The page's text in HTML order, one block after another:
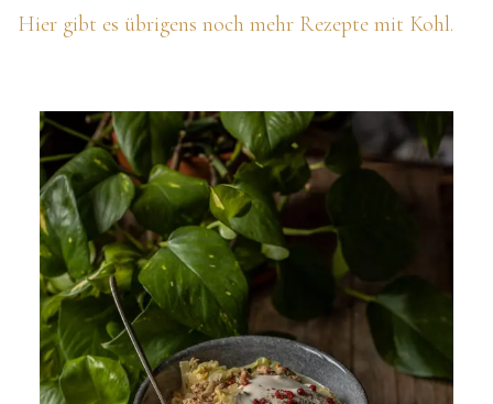
Hier gibt es übrigens noch mehr Rezepte mit Kohl.